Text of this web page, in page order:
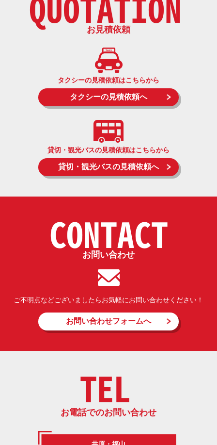
お見積依頼
タクシーの見積依頼はこちらから
タクシーの見積依頼へ
貸切・観光バスの見積依頼はこちらから
貸切・観光バスの見積依頼へ
CONTACT
お問い合わせ
ご不明点などございましたらお気軽にお問い合わせください！
お問い合わせフォームへ
TEL
お電話でのお問い合わせ